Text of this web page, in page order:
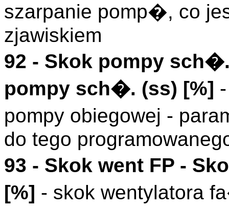
szarpanie pomp�, co
zjawiskiem
92 - Skok pompy
pompy sch�. (ss) [%]
pompy obiegowej -
do tego
93 - Skok went FP -
[%] - skok wentylatora